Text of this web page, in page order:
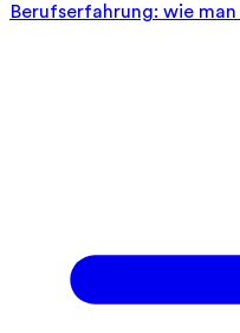
Berufserfahrung: wie